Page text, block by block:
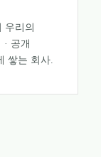
우리의
공개
쌓는 회사.